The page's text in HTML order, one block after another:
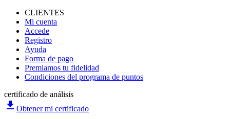
CLIENTES
Mi cuenta
Accede
Registro
Ayuda
Forma de pago
Premiamos tu fidelidad
Condiciones del programa de puntos
certificado de análisis
file_download Obtener mi certificado